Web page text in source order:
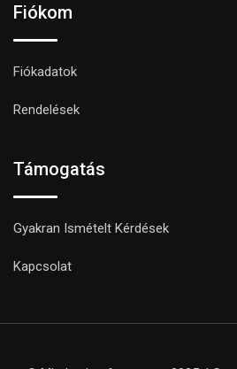
Fiókom
Fiókadatok
Rendelések
Támogatás
Gyakran Ismételt Kérdések
Kapcsolat